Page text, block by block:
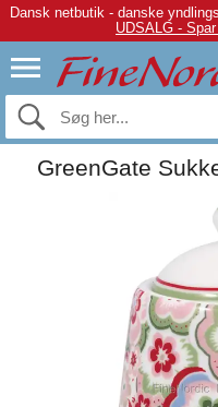
Dansk netbutik - danske
UDSALG -
GreenGate